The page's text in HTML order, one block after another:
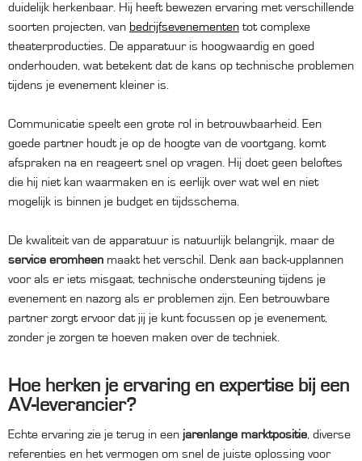
duidelijk herkenbaar. Hij heeft bewezen ervaring met verschillende
soorten projecten, van bedrijfsevenementen tot complexe
theaterproducties. De apparatuur is hoogwaardig en goed
onderhouden, wat betekent dat de kans op technische problemen
tijdens je evenement kleiner is.
Communicatie speelt een grote rol in betrouwbaarheid. Een
goede partner houdt je op de hoogte van de voortgang, komt
afspraken na en reageert snel op vragen. Hij doet geen beloftes
die hij niet kan waarmaken en is eerlijk over wat wel en niet
mogelijk is binnen je budget en tijdsschema.
De kwaliteit van de apparatuur is natuurlijk belangrijk, maar de
service eromheen maakt het verschil. Denk aan back-upplannen
voor als er iets misgaat, technische ondersteuning tijdens je
evenement en nazorg als er problemen zijn. Een betrouwbare
partner zorgt ervoor dat jij je kunt focussen op je evenement,
zonder je zorgen te hoeven maken over de techniek.
Hoe herken je ervaring en expertise bij een
AV-leverancier?
Echte ervaring zie je terug in een jarenlange marktpositie , diverse
referenties en het vermogen om snel de juiste oplossing voor